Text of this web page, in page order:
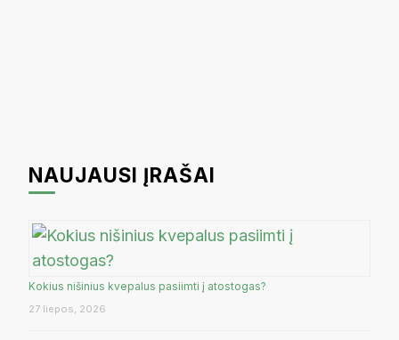
NAUJAUSI ĮRAŠAI
Kokius nišinius kvepalus pasiimti į atostogas?
27 liepos, 2026